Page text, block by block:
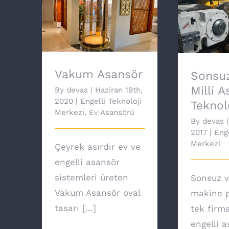
Vakum Asansör
Vakum Asansör
By devas | Haziran 19th,
2020 | Engelli Teknoloji
Merkezi, Ev Asansörü
Çeyrek asırdır ev ve
engelli asansör
sistemleri üreten
Vakum Asansör oval
tasarı [...]
Milli
By devas |
2017 |
Merkezi
Sonsuz
makine
tek
engelli